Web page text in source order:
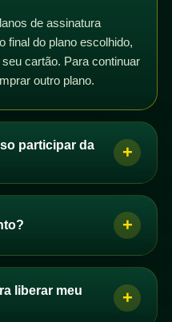
de assinatura
final do plano escolhido,
cartão. Para continuar
outro plano.
participar da
+
plano mensal,
planos de acesso e
quiser. Se perceber
+
por PIX, boleto ou
brasileiro, pode
liberar meu
+